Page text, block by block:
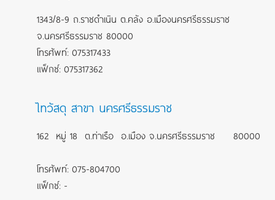
1343/8-9 ถ.ราชดำเนิน ต.คลัง อ.เมืองนครศรีธรรมราช
จ.นครศรีธรรมราช 80000
โทรศัพท์: 075317433
แฟ็กซ์: 075317362
ไทวัสดุ สาขา นครศรีธรรมราช
162 หมู่ 18 ต.ท่าเรือ อ.เมือง จ.นครศรีธรรมราช 80000
โทรศัพท์: 075-804700
แฟ็กซ์: -